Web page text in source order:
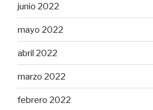
junio 2022
mayo 2022
abril 2022
marzo 2022
febrero 2022